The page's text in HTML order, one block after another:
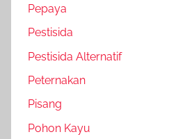
Pepaya
Pestisida
Pestisida Alternatif
Peternakan
Pisang
Pohon Kayu